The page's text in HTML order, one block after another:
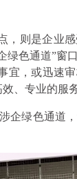
，则是企业
绿色通道”窗
，或迅速
、专业的服务
企绿色通道